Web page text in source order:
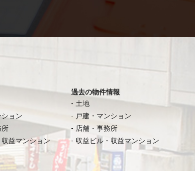
ョン
益マンション
過去の物件情報
土地
戸建・マンション
店舗・事務所
収益ビル・収益マンション